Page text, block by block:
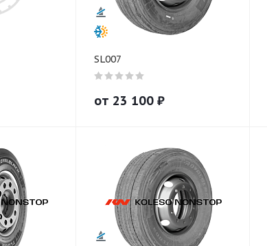
SL007
от 23 100 ₽